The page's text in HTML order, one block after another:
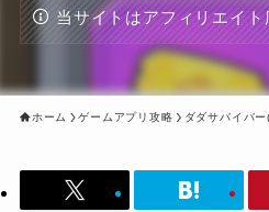
当サイトはアフィリエイ
ホーム ゲームアプリ攻略 ダダサバイバ